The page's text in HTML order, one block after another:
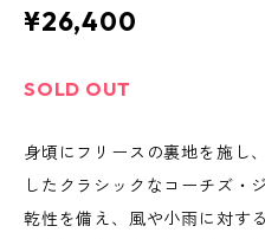
¥26,400
SOLD OUT
身頃にフリースの裏地を施し
したクラシックなコーチズ・
乾性を備え、風や小雨に対す